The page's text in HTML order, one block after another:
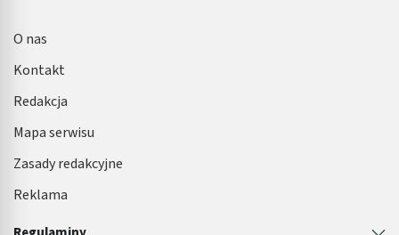
O nas
Kontakt
Redakcja
Mapa serwisu
Zasady redakcyjne
Reklama